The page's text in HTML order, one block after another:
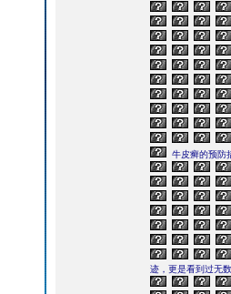
牛皮癣的预防
迹，更是看到过无